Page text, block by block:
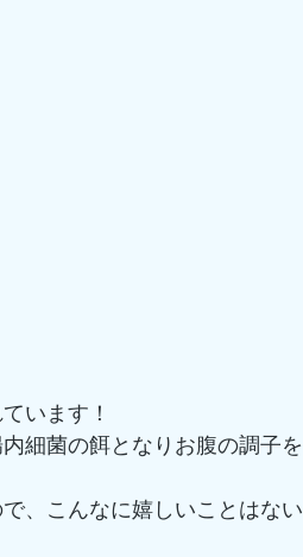
います！
細菌の餌となりお腹の調子を
、こんなに嬉しいことはない